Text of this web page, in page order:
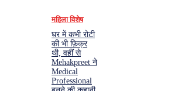
महिला विशेष
घर में कभी रोटी
की भी फ़िक्र
थी, वहीं से
Mehakpreet ने
Medical
Professional